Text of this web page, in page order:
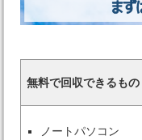
無料で回収できるもの
ノートパソコン